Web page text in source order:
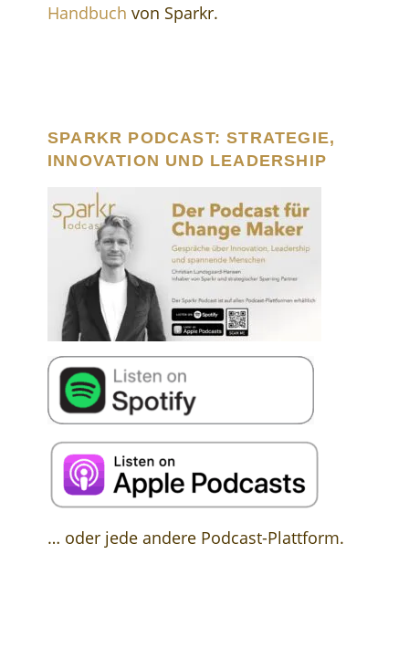
Handbuch von Sparkr.
SPARKR PODCAST: STRATEGIE,
INNOVATION UND LEADERSHIP
… oder jede andere Podcast-Plattform.